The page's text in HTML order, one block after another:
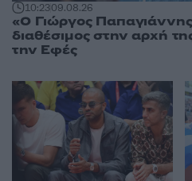
10:2309.08.26
«Ο Γιώργος Παπαγιάννης
διαθέσιμος στην αρχή
την Εφές